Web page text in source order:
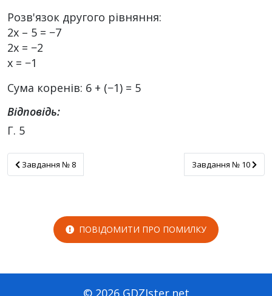
Розв'язок другого рівняння:
2x – 5 = −7
2x = −2
x = −1
Сума коренів: 6 + (−1) = 5
Відповідь:
Г. 5
Завдання № 8
Завдання № 8 Завдання № 10
Завдання № 10
ПОВІДОМИТИ ПРО ПОМИЛКУ
© 2026 GDZIster.net